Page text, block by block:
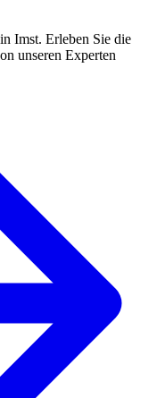
Imst. Erleben Sie die
unseren Experten